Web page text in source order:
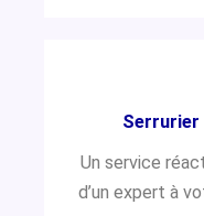
Serrurier
Un service
d’un expert à